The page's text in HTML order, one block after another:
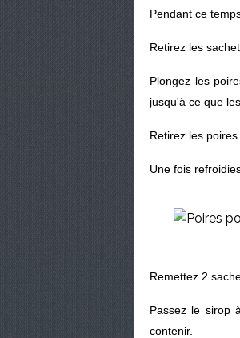
Pendant ce
Retirez les
Plongez les
jusqu'à ce que
Retirez les
Une fois
Remettez 2
Passez le sirop
contenir.